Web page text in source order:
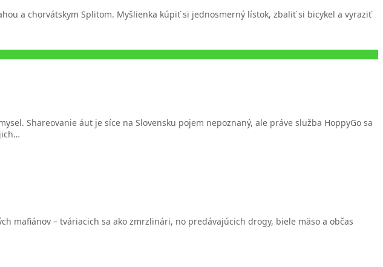
a chorvátskym Splitom. Myšlienka kúpiť si jednosmerný lístok, zbaliť si bicykel a vyraziť
Shareovanie áut je síce na Slovensku pojem nepoznaný, ale práve služba HoppyGo sa
mafiánov – tváriacich sa ako zmrzlinári, no predávajúcich drogy, biele mäso a občas